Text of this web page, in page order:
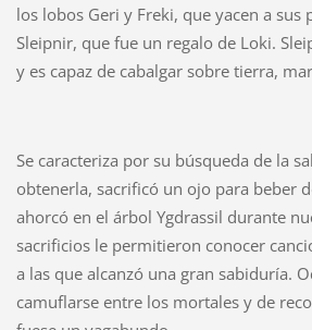
los lobos Geri y Freki, que yacen a sus
Sleipnir, que fue un regalo de Loki.
y es capaz de cabalgar sobre tierra,
Se caracteriza por su búsqueda de la
obtenerla, sacrificó un ojo para beber
ahorcó en el árbol Ygdrassil durante
sacrificios le permitieron conocer
a las que alcanzó una gran sabiduría.
camuflarse entre los mortales y de